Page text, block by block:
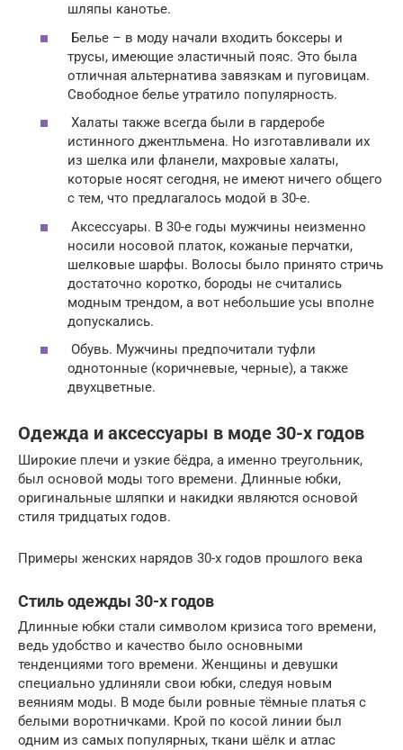
шляпы канотье.
Белье – в моду начали входить боксеры и
трусы, имеющие эластичный пояс. Это была
отличная альтернатива завязкам и пуговицам.
Свободное белье утратило популярность.
Халаты также всегда были в гардеробе
истинного джентльмена. Но изготавливали их
из шелка или фланели, махровые халаты,
которые носят сегодня, не имеют ничего общего
с тем, что предлагалось модой в 30-е.
Аксессуары. В 30-е годы мужчины неизменно
носили носовой платок, кожаные перчатки,
шелковые шарфы. Волосы было принято стричь
достаточно коротко, бороды не считались
модным трендом, а вот небольшие усы вполне
допускались.
Обувь. Мужчины предпочитали туфли
однотонные (коричневые, черные), а также
двухцветные.
Одежда и аксессуары в моде 30-х годов
Широкие плечи и узкие бёдра, а именно треугольник,
был основой моды того времени. Длинные юбки,
оригинальные шляпки и накидки являются основой
стиля тридцатых годов.
Примеры женских нарядов 30-х годов прошлого века
Стиль одежды 30-х годов
Длинные юбки стали символом кризиса того времени,
ведь удобство и качество было основными
тенденциями того времени. Женщины и девушки
специально удлиняли свои юбки, следуя новым
веяниям моды. В моде были ровные тёмные платья с
белыми воротничками. Крой по косой линии был
одним из самых популярных, ткани шёлк и атлас